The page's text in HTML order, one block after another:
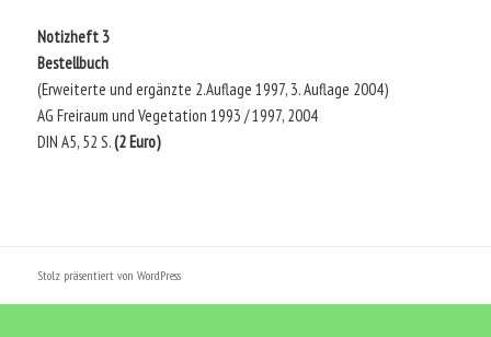
Notizheft 3
Bestellbuch
(Erweiterte und ergänzte 2.Auflage 1997, 3. Auflage 2004)
AG Freiraum und Vegetation 1993 / 1997, 2004
DIN A5, 52 S.(2 Euro)
Stolz präsentiert von WordPress